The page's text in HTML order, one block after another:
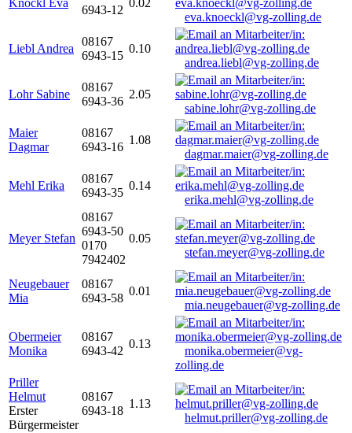
Knöckl Eva
6943-12
0.02
eva.knoeckl@vg-zolling.de
Liebl Andrea
08167
6943-15
0.10
andrea.liebl@vg-zolling.de
Lohr Sabine
08167
6943-36
2.05
sabine.lohr@vg-zolling.de
Maier
Dagmar
08167
6943-16
1.08
dagmar.maier@vg-zolling.de
Mehl Erika
08167
6943-35
0.14
erika.mehl@vg-zolling.de
Meyer Stefan
08167
6943-50
0170
7942402
0.05
stefan.meyer@vg-zolling.de
Neugebauer
Mia
08167
6943-58
0.01
mia.neugebauer@vg-zolling.de
Obermeier
Monika
08167
6943-42
0.13
monika.obermeier@vg-
zolling.de
Priller
Helmut
Erster
Bürgermeister
08167
6943-18
1.13
helmut.priller@vg-zolling.de